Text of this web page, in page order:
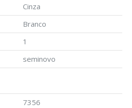
Cinza
Branco
1
seminovo
7356